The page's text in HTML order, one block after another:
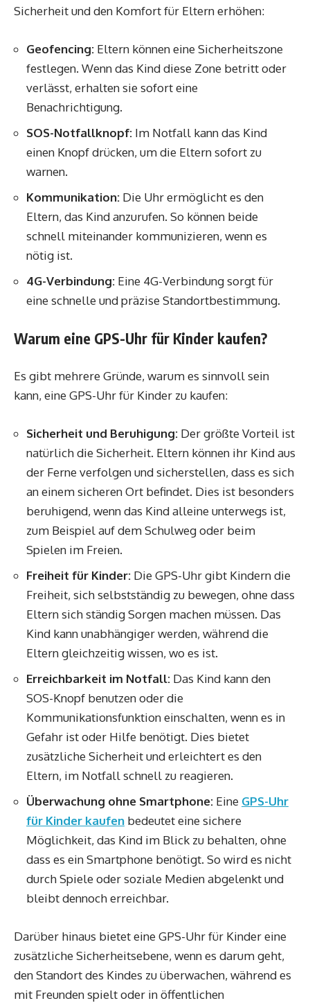
Sicherheit und den Komfort für Eltern erhöhen:
Geofencing: Eltern können eine Sicherheitszone
festlegen. Wenn das Kind diese Zone betritt oder
verlässt, erhalten sie sofort eine
Benachrichtigung.
SOS-Notfallknopf: Im Notfall kann das Kind
einen Knopf drücken, um die Eltern sofort zu
warnen.
Kommunikation: Die Uhr ermöglicht es den
Eltern, das Kind anzurufen. So können beide
schnell miteinander kommunizieren, wenn es
nötig ist.
4G-Verbindung: Eine 4G-Verbindung sorgt für
eine schnelle und präzise Standortbestimmung.
Warum eine GPS-Uhr für Kinder kaufen?
Es gibt mehrere Gründe, warum es sinnvoll sein
kann, eine GPS-Uhr für Kinder zu kaufen:
Sicherheit und Beruhigung: Der größte Vorteil ist
natürlich die Sicherheit. Eltern können ihr Kind aus
der Ferne verfolgen und sicherstellen, dass es sich
an einem sicheren Ort befindet. Dies ist besonders
beruhigend, wenn das Kind alleine unterwegs ist,
zum Beispiel auf dem Schulweg oder beim
Spielen im Freien.
Freiheit für Kinder: Die GPS-Uhr gibt Kindern die
Freiheit, sich selbstständig zu bewegen, ohne dass
Eltern sich ständig Sorgen machen müssen. Das
Kind kann unabhängiger werden, während die
Eltern gleichzeitig wissen, wo es ist.
Erreichbarkeit im Notfall: Das Kind kann den
SOS-Knopf benutzen oder die
Kommunikationsfunktion einschalten, wenn es in
Gefahr ist oder Hilfe benötigt. Dies bietet
zusätzliche Sicherheit und erleichtert es den
Eltern, im Notfall schnell zu reagieren.
Überwachung ohne Smartphone: Eine GPS-Uhr
für Kinder kaufen bedeutet eine sichere
Möglichkeit, das Kind im Blick zu behalten, ohne
dass es ein Smartphone benötigt. So wird es nicht
durch Spiele oder soziale Medien abgelenkt und
bleibt dennoch erreichbar.
Darüber hinaus bietet eine GPS-Uhr für Kinder eine
zusätzliche Sicherheitsebene, wenn es darum geht,
den Standort des Kindes zu überwachen, während es
mit Freunden spielt oder in öffentlichen